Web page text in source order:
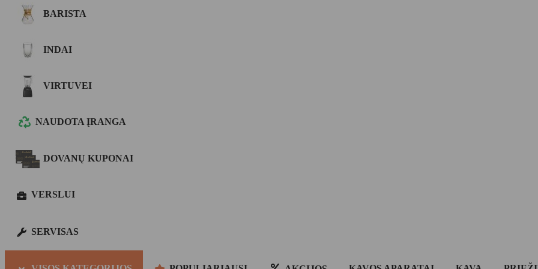
BARISTA
INDAI
VIRTUVEI
NAUDOTA ĮRANGA
DOVANŲ KUPONAI
VERSLUI
SERVISAS